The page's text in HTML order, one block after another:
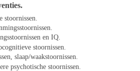
stoornissen.
en IQ.
stoornissen.
slaap/waakstoornissen.
psychotische stoornissen.